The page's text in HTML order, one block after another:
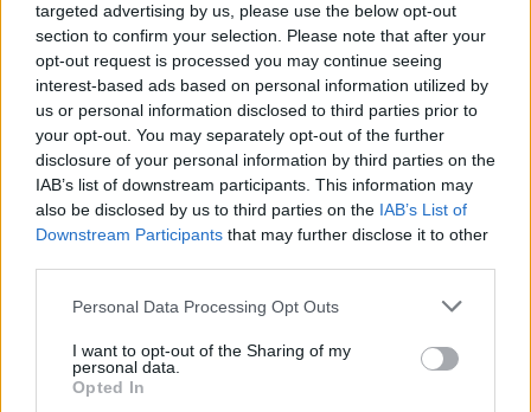
targeted advertising by us, please use the below opt-out
section to confirm your selection. Please note that after your
opt-out request is processed you may continue seeing
interest-based ads based on personal information utilized by
us or personal information disclosed to third parties prior to
your opt-out. You may separately opt-out of the further
disclosure of your personal information by third parties on the
IAB’s list of downstream participants. This information may
also be disclosed by us to third parties on the IAB’s List of
Downstream Participants that may further disclose it to other
Personal Data Processing Opt Outs
I want to opt-out of the Sharing of my
personal data.
Opted In
Dopuszczalne formaty pliku graficznego: jpg, jpeg , png.
Rozmiar zdjęcia nie powinien przekraczać 0.6MB.
Wyświetl podpis
Wysyłaj powiadomienia o odpowiedzi
WYŚLIJ